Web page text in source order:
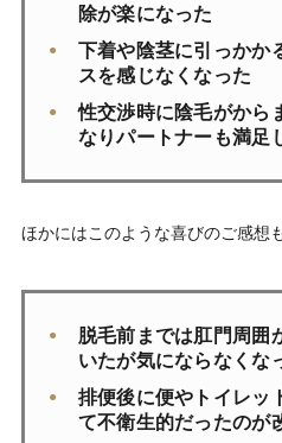
除が楽になった
下着や陰茎に引っかか
スを感じなくなった
性交渉時に陰毛がから
なりパートナーも満足
ほかにはこのような喜びのご感想も
脱毛前までは肛門周囲
いたが気にならなくな
排便後に便やトイレッ
て不衛生的だったのが